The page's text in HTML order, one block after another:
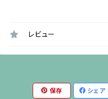
レビュー
保存 シェア